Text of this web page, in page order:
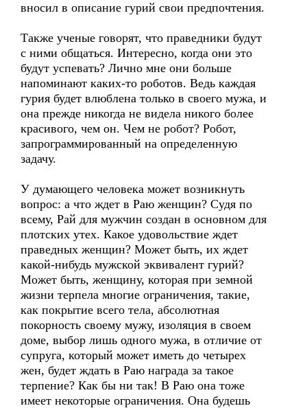
вносил в описание гурий свои предпочтения.
Также ученые говорят, что праведники будут
с ними общаться. Интересно, когда они это
будут успевать? Лично мне они больше
напоминают каких-то роботов. Ведь каждая
гурия будет влюблена только в своего мужа, и
она прежде никогда не видела никого более
красивого, чем он. Чем не робот? Робот,
запрограммированный на определенную
задачу.
У думающего человека может возникнуть
вопрос: а что ждет в Раю женщин? Судя по
всему, Рай для мужчин создан в основном для
плотских утех. Какое удовольствие ждет
праведных женщин? Может быть, их ждет
какой-нибудь мужской эквивалент гурий?
Может быть, женщину, которая при земной
жизни терпела многие ограничения, такие,
как покрытие всего тела, абсолютная
покорность своему мужу, изоляция в своем
доме, выбор лишь одного мужа, в отличие от
супруга, который может иметь до четырех
жен, будет ждать в Раю награда за такое
терпение? Как бы ни так! В Раю она тоже
имеет некоторые ограничения. Она будешь